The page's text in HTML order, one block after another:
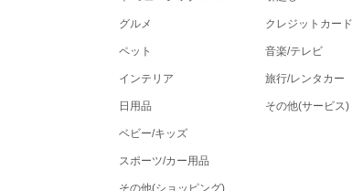
グルメ
ペット
インテリア
日用品
ベビー/キッズ
スポーツ/カー用品
その他(ショッピング)
クレジットカード
音楽/テレビ
旅行/レンタカー
その他(サービス)